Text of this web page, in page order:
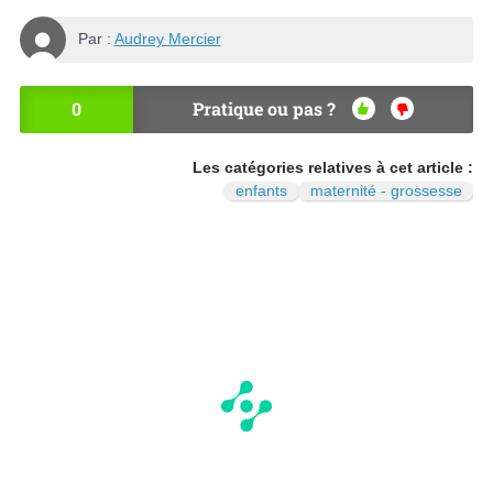
Par : Audrey Mercier
0 Pratique ou pas ?
OU
NO
N
Les catégories relatives à cet article :
enfants
maternité - grossesse